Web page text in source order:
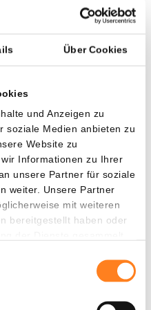
Über Cookies
und Anzeigen zu
soziale Medien anbieten zu
Website zu
Informationen zu Ihrer
unsere Partner für soziale
weiter. Unsere Partner
mit weiteren
bereitgestellt haben oder
die meist von Hype-
Pepe Meme-Kultur mit
verbinden und so
Communities,
ein maßgeschneidertes
auf.
Infrastruktur aufbaut,
unterscheidet
kurzlebigen Meme